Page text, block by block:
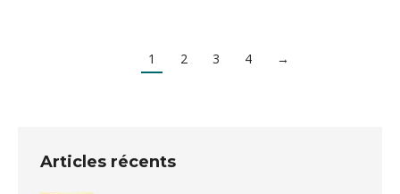
1 2 3 4 →
Articles récents